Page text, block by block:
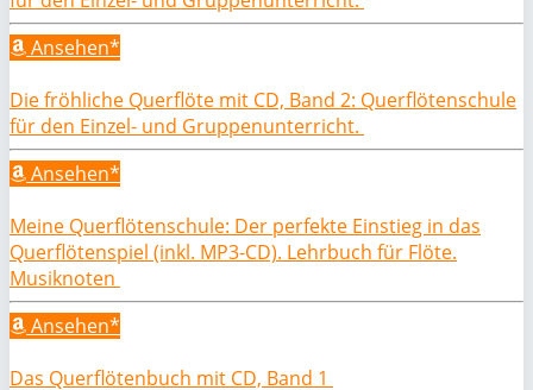
Ansehen*
Die fröhliche Querflöte mit CD, Band 2: Querflötenschule
für den Einzel- und Gruppenunterricht.
Ansehen*
Meine Querflötenschule: Der perfekte Einstieg in das
Querflötenspiel (inkl. MP3-CD). Lehrbuch für Flöte.
Musiknoten
Ansehen*
Das Querflötenbuch mit CD, Band 1